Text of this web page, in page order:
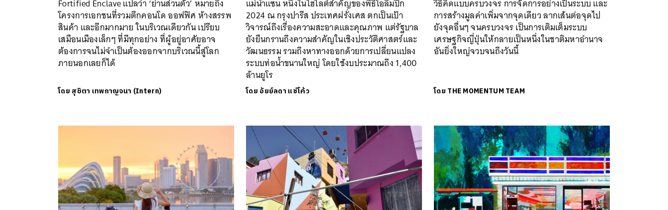
Fortified Enclave แปลว่า ‘ย่านส่วนตัว’ หมายถึง
โครงการเอกชนที่รวมตึกคอนโด ออฟฟิศ​ ห้างสรรพ
สินค้า และอีกมากมาย ในบริเวณเดียวกัน เปรียบ
เสมือนเมืองเล็กๆ ที่มีทุกอย่าง ที่ผู้อยู่อาศัยอาจ
ต้องการจนไม่จำเป็นต้องออกจากบริเวณนี้สู่โลก
ภายนอกเลยก็ได้
โดย สุชิตา เทพกาญจนา (Intern)
แม่น้ำแซน หนึ่งในไฮไลต์สำคัญของพิธีโอลิมปิก
2024 ณ กรุงปารีส ประเทศฝรั่งเศส ตกเป็นเป้า
วิจารณ์ถึงเรื่องความสะอาดและคุณภาพ แต่รัฐบาล
ยังยืนกรานถึงความสำคัญในเชิงประวัติศาสตร์และ
วัฒนธรรม รวมถึงหาทางออกด้วยการเปลี่ยนแปลง
ระบบท่อน้ำขนานใหญ่​ โดยใช้งบประมาณถึง 1,400
ล้านยูโร
โดย อัยย์ลดา แซ่โค้ว
วิธีคิดแบบครบวงจร การจัดการอย่างเป็นระบบ และ
การสร้างมูลค่าเพิ่มจากจุดเดียว ลากเส้นต่อจุดไป
ยังจุดอื่นๆ จนครบวงจร เป็นการเติมเต็มระบบ
เศรษฐกิจญี่ปุ่นให้กลายเป็นหนึ่งในชาติมหาอำนาจ
อันยิ่งใหญ่จวบจนถึงวันนี้
โดย THE MOMENTUM TEAM
SHARE TWEET LINE EMAIL